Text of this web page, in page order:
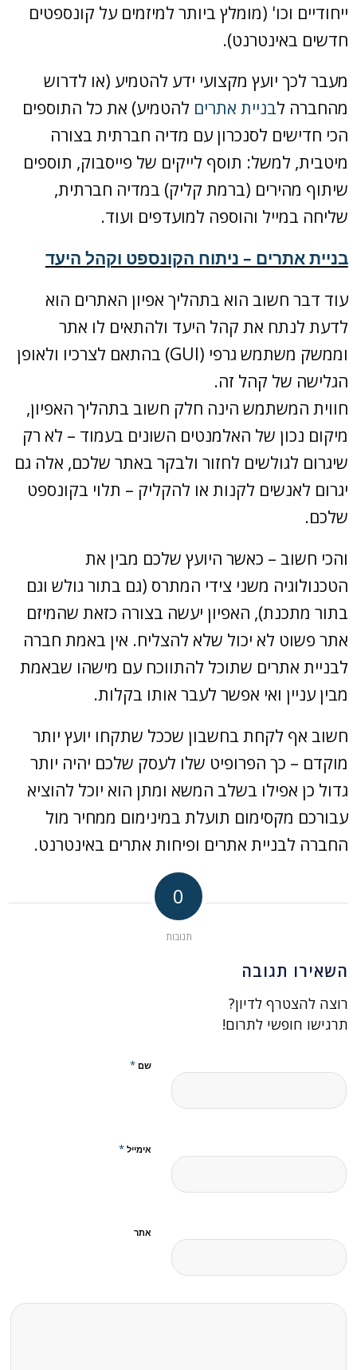
ייחודיים וכו' (מומלץ ביותר למיזמים על קונספטים
חדשים באינטרנט).
מעבר לכך יועץ מקצועי ידע להטמיע (או לדרוש
מהחברה לבניית אתרים להטמיע) את כל התוספים
הכי חדישים לסנכרון עם מדיה חברתית בצורה
מיטבית, למשל: תוסף לייקים של פייסבוק, תוספים
שיתוף מהירים (ברמת קליק) במדיה חברתית,
שליחה במייל והוספה למועדפים ועוד.
בניית אתרים – ניתוח הקונספט וקהל היעד
עוד דבר חשוב הוא בתהליך אפיון האתרים הוא
לדעת לנתח את קהל היעד ולהתאים לו אתר
וממשק משתמש גרפי (GUI) בהתאם לצרכיו ולאופן
הגלישה של קהל זה.
חווית המשתמש הינה חלק חשוב בתהליך האפיון,
מיקום נכון של האלמנטים השונים בעמוד – לא רק
שיגרום לגולשים לחזור ולבקר באתר שלכם, אלה גם
יגרום לאנשים לקנות או להקליק – תלוי בקונספט
שלכם.
והכי חשוב – כאשר היועץ שלכם מבין את
הטכנולוגיה משני צידי המתרס (גם בתור גולש וגם
בתור מתכנת), האפיון יעשה בצורה כזאת שהמיזם
אתר פשוט לא יכול שלא להצליח. אין באמת חברה
לבניית אתרים שתוכל להתווכח עם מישהו שבאמת
מבין עניין ואי אפשר לעבר אותו בקלות.
חשוב אף לקחת בחשבון שככל שתקחו יועץ יותר
מוקדם – כך הפרופיט שלו לעסק שלכם יהיה יותר
גדול כן אפילו בשלב המשא ומתן הוא יוכל להוציא
עבורכם מקסימום תועלת במינימום ממחיר מול
החברה לבניית אתרים ופיחות אתרים באינטרנט.
0
תגובות
השאירו תגובה
רוצה להצטרף לדיון?
תרגישו חופשי לתרום!
שם*
אימייל*
אתר